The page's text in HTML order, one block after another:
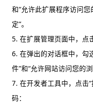
和“允许此扩展程序访问
定”。
5. 在扩展管理页面中，点
6. 在弹出的对话框中，勾
件”和“允许网站访问您的
7. 在开发者工具中，点击
码：